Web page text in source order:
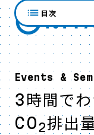
Events &
3時間で
CO2排出
目次